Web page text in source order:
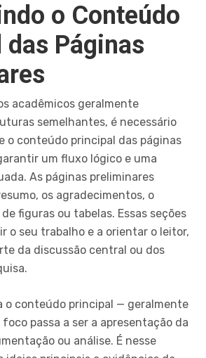
o Conteúdo
Páginas
acadêmicos geralmente
semelhantes, é necessário
o conteúdo principal das páginas
um fluxo lógico e uma
As páginas preliminares
os agradecimentos, o
figuras ou tabelas. Essas seções
o seu trabalho e a orientar o leitor,
da discussão central ou dos
o conteúdo principal — geralmente
passa a ser a apresentação da
ou análise. É nesse